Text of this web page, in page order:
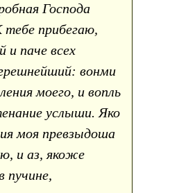
Господа
прибегаю,
и паче всех
вонми
моего, и вопль
услыши. Яко
моя превзыдоша
и аз, якоже
пучине,